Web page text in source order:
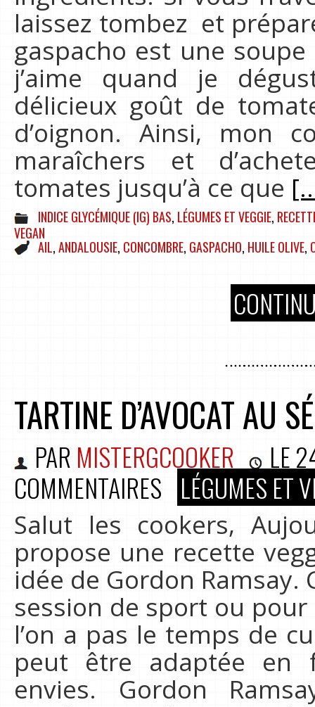
laissez tombez et
gaspacho est une
j’aime quand je
délicieux goût de
d’oignon. Ainsi, mon
maraîchers et
tomates jusqu’à ce que
INDICE GLYCÉMIQUE (IG) BAS, LÉGUMES ET VEGGIE,
VEGAN
AIL,ANDALOUSIE, CONCOMBRE, GASPACHO, HUILE OLIVE,
TARTINE D’AVOCAT AU
PAR MISTERGCOOKER LE
COMMENTAIRES LÉGUMES ET
Salut les cookers,
propose une recette
idée de Gordon Ramsay.
session de sport ou
l’on a pas le temps de
peut être adaptée en
envies. Gordon